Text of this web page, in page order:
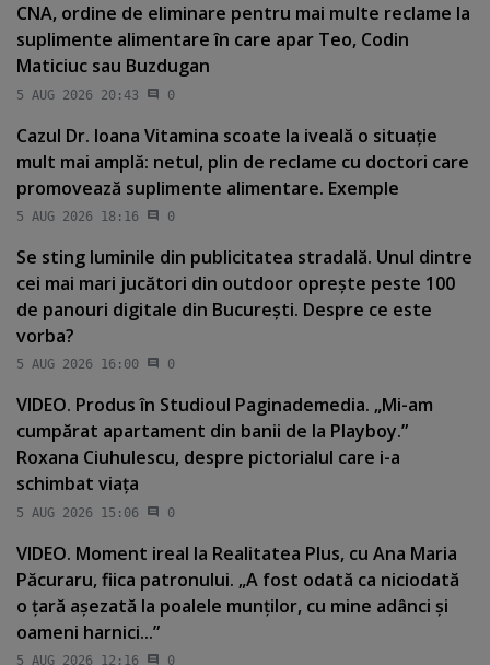
CNA, ordine de eliminare pentru mai multe reclame la
suplimente alimentare în care apar Teo, Codin
Maticiuc sau Buzdugan
5 AUG 2026 20:43 0
Cazul Dr. Ioana Vitamina scoate la iveală o situaţie
mult mai amplă: netul, plin de reclame cu doctori care
promovează suplimente alimentare. Exemple
5 AUG 2026 18:16 0
Se sting luminile din publicitatea stradală. Unul dintre
cei mai mari jucători din outdoor opreşte peste 100
de panouri digitale din Bucureşti. Despre ce este
vorba?
5 AUG 2026 16:00 0
VIDEO. Produs în Studioul Paginademedia. „Mi-am
cumpărat apartament din banii de la Playboy.”
Roxana Ciuhulescu, despre pictorialul care i-a
schimbat viaţa
5 AUG 2026 15:06 0
VIDEO. Moment ireal la Realitatea Plus, cu Ana Maria
Păcuraru, fiica patronului. „A fost odată ca niciodată
o ţară aşezată la poalele munţilor, cu mine adânci şi
oameni harnici...”
5 AUG 2026 12:16 0